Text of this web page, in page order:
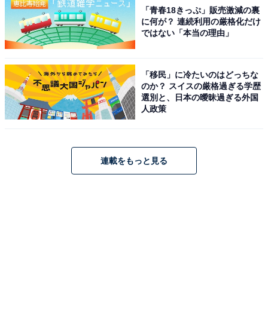
「13インチiPad Pro（M5）」はAmazonや楽天で
「青春18きっぷ」販売激減の裏
に何が？ 連続利用の厳格化だけ
ではない「本当の理由」
「移民」に冷たいのはどっちな
のか？ スイスの厳格過ぎる学歴
選別と、日本の曖昧過ぎる外国
人政策
連載をもっと見る